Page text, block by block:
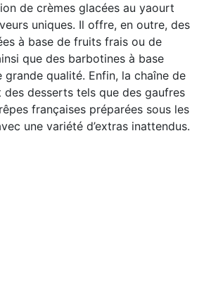
de crèmes glacées au yaourt
uniques. Il offre, en outre, des
à base de fruits frais ou de
que des barbotines à base
grande qualité. Enfin, la chaîne de
des desserts tels que des gaufres
françaises préparées sous les
une variété d’extras inattendus.